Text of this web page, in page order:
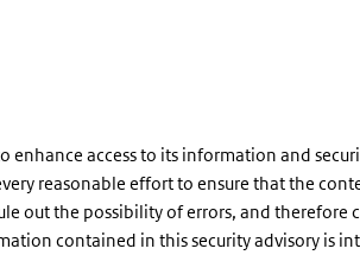
enhance access to its information and
reasonable effort to ensure that the
out the possibility of errors, and therefore
contained in this security advisory is